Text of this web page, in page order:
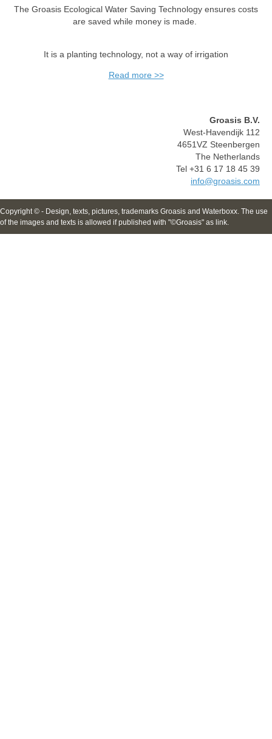
The Groasis Ecological Water Saving Technology ensures costs
are saved while money is made.
It is a planting technology, not a way of irrigation
Read more >>
Groasis B.V.
West-Havendijk 112
4651VZ Steenbergen
The Netherlands
Tel +31 6 17 18 45 39
info@groasis.com
Copyright © - Design, texts, pictures, trademarks Groasis and Waterboxx. The use
of the images and texts is allowed if published with "©Groasis" as link.